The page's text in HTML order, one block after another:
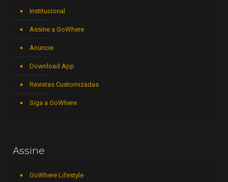
Institucional
Assine a GoWhere
Anuncie
Download App
Revistas Customizadas
Siga a GoWhere
Assine
GoWhere Lifestyle